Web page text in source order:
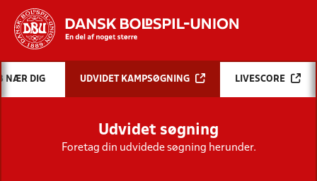
Hvad vil du søge efter?
INDHOLD OG NYHEDER
STILLINGER, RESULTATER, KLUBBER OG
HOLD
NÆR DIG UDVIDET KAMPSØGNING LIVESCORE
Udvidet søgning
Foretag din udvidede søgning herunder.